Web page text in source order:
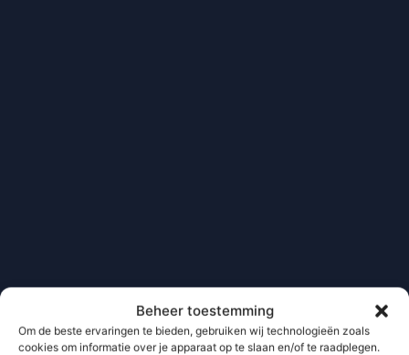
Beheer toestemming
Om de beste ervaringen te bieden, gebruiken wij technologieën zoals
cookies om informatie over je apparaat op te slaan en/of te raadplegen.